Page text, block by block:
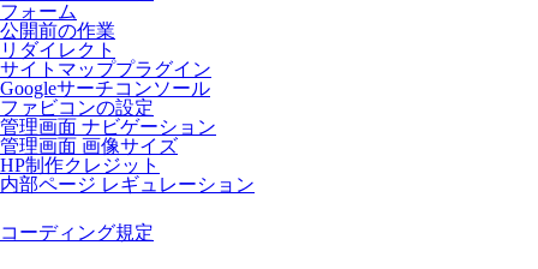
フォーム
公開前の作業
リダイレクト
サイトマッププラグイン
Googleサーチコンソール
ファビコンの設定
管理画面 ナビゲーション
管理画面 画像サイズ
HP制作クレジット
内部ページ レギュレーション
コーディング規定